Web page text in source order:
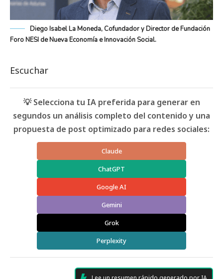
Diego Isabel La Moneda, Cofundador y Director de Fundación
Foro NESI de Nueva Economía e Innovación Social.
Escuchar
💡 Selecciona tu IA preferida para generar en
segundos un análisis completo del contenido y una
propuesta de post optimizado para redes sociales:
Claude
ChatGPT
Google AI
Gemini
Grok
Perplexity